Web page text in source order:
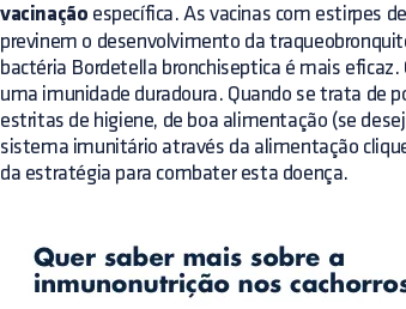
vacinação específica. As vacinas com estirpes
previnem o desenvolvimento da
bactéria Bordetella bronchiseptica é mais
uma imunidade duradoura. Quando se trata de
estritas de higiene, de boa alimentação (se
sistema imunitário através da alimentação
da estratégia para combater esta doença.